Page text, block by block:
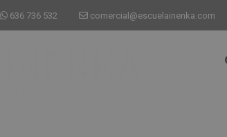
636 736 532 comercial@escuelainenka.com